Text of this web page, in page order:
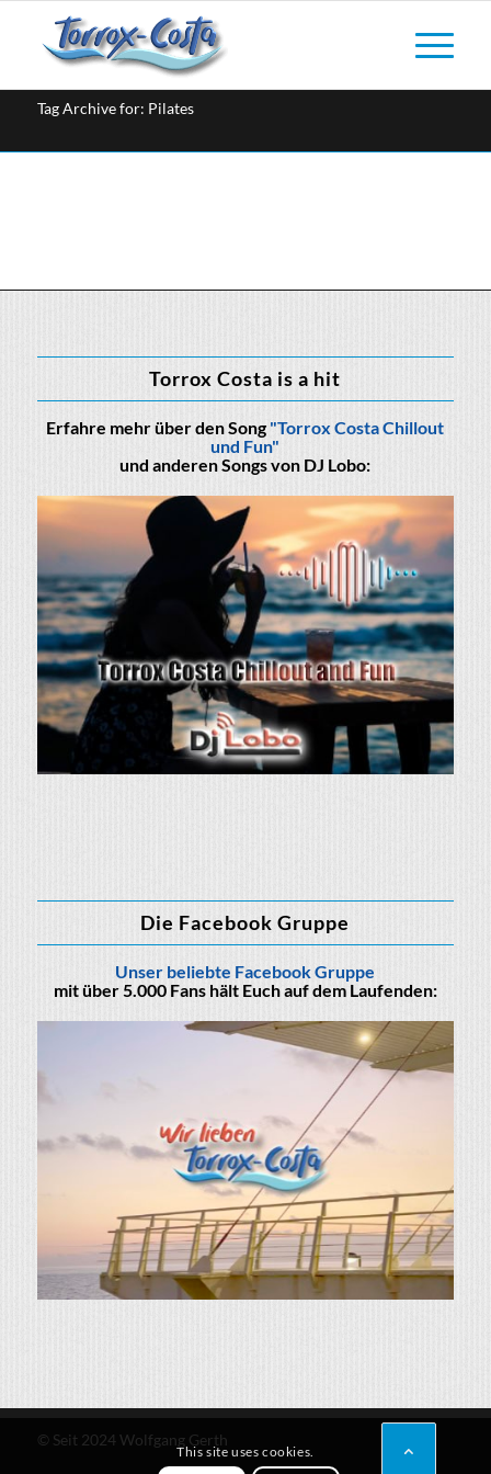
Tag Archive for: Pilates
Torrox Costa is a hit
Erfahre mehr über den Song"Torrox Costa Chillout
und Fun"
und anderen Songs von DJ Lobo:
Die Facebook Gruppe
Unser beliebte Facebook Gruppe
mit über 5.000 Fans hält Euch auf dem Laufenden:
© Seit 2024 Wolfgang Gerth
This site uses cookies.